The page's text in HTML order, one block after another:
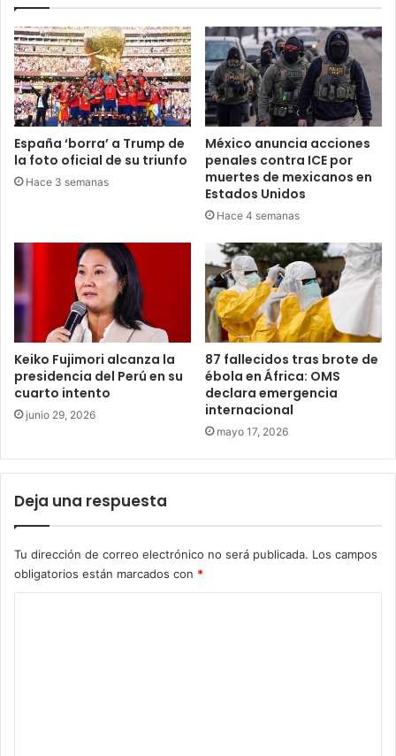
España ‘borra’ a Trump de
la foto oficial de su triunfo
Hace 3 semanas
México anuncia acciones
penales contra ICE por
muertes de mexicanos en
Estados Unidos
Hace 4 semanas
Keiko Fujimori alcanza la
presidencia del Perú en su
cuarto intento
junio 29, 2026
87 fallecidos tras brote de
ébola en África: OMS
declara emergencia
internacional
mayo 17, 2026
Deja una respuesta
Tu dirección de correo electrónico no será publicada. Los campos
obligatorios están marcados con *